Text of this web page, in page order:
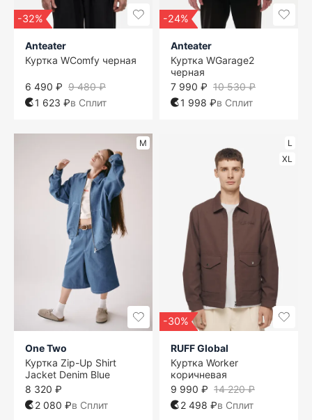
-32%
Anteater
Куртка WComfy черная
9 480 ₽
6 490 ₽
1 623 ₽в Сплит
-24%
Anteater
Куртка WGarage2
черная
10 530 ₽
7 990 ₽
1 998 ₽в Сплит
M
One Two
Куртка Zip-Up Shirt
Jacket Denim Blue
8 320 ₽
2 080 ₽в Сплит
L
XL
-30%
RUFF Global
Куртка Worker
коричневая
14 220 ₽
9 990 ₽
2 498 ₽в Сплит